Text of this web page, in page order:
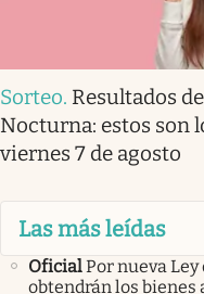
Sorteo. Resultados
Nocturna: estos son
viernes 7 de agosto
Las más leídas
OficialPor nueva
obtendrán los